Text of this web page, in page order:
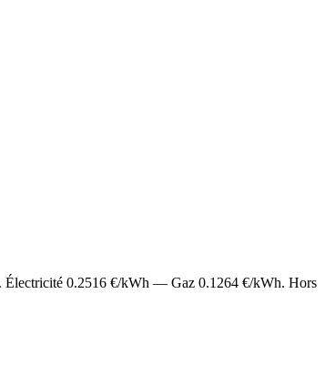
. Électricité 0.2516 €/kWh — Gaz 0.1264 €/kWh. Hors